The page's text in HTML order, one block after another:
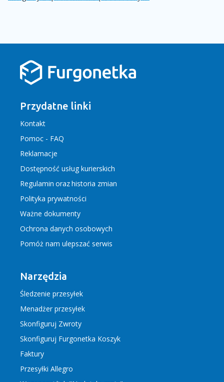
Przydatne linki
Kontakt
Pomoc - FAQ
Reklamacje
Dostępność usług kurierskich
Regulamin orazhistoria zmian
Polityka prywatności
Ważne dokumenty
Ochrona danych osobowych
Pomóż nam ulepszać serwis
Narzędzia
Śledzenie przesyłek
Menadżer przesyłek
Skonfiguruj Zwroty
Skonfiguruj Furgonetka Koszyk
Faktury
Przesyłki Allegro